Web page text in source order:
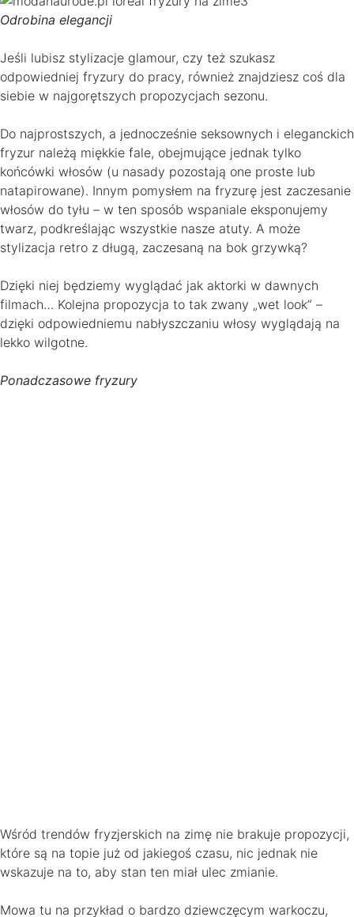
Odrobina elegancji
Jeśli lubisz stylizacje glamour, czy też szukasz
odpowiedniej fryzury do pracy, również znajdziesz coś dla
siebie w najgorętszych propozycjach sezonu.
Do najprostszych, a jednocześnie seksownych i eleganckich
fryzur należą miękkie fale, obejmujące jednak tylko
końcówki włosów (u nasady pozostają one proste lub
natapirowane). Innym pomysłem na fryzurę jest zaczesanie
włosów do tyłu – w ten sposób wspaniale eksponujemy
twarz, podkreślając wszystkie nasze atuty. A może
stylizacja retro z długą, zaczesaną na bok grzywką?
Dzięki niej będziemy wyglądać jak aktorki w dawnych
filmach… Kolejna propozycja to tak zwany „wet look” –
dzięki odpowiedniemu nabłyszczaniu włosy wyglądają na
lekko wilgotne.
Ponadczasowe fryzury
Wśród trendów fryzjerskich na zimę nie brakuje propozycji,
które są na topie już od jakiegoś czasu, nic jednak nie
wskazuje na to, aby stan ten miał ulec zmianie.
Mowa tu na przykład o bardzo dziewczęcym warkoczu,